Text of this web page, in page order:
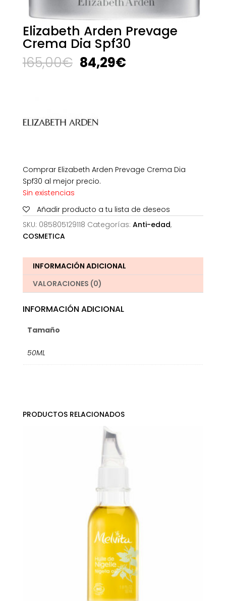
Elizabeth Arden Prevage
Crema Dia Spf30
165,00€ El
precio
84,29€El
Comprar Elizabeth Arden Prevage Crema Dia
Spf30 al mejor precio.
Sin existencias
Añadir producto a tu lista de deseos
SKU: 085805129118 Categorías: Anti-edad,
COSMETICA
INFORMACIÓN ADICIONAL
VALORACIONES (0)
INFORMACIÓN ADICIONAL
Tamaño
50ML
PRODUCTOS RELACIONADOS